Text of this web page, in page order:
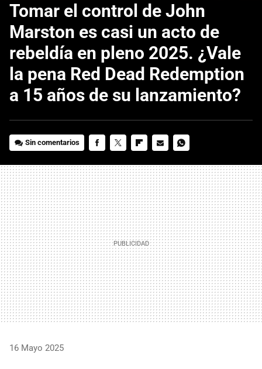
Tomar el control de John
Marston es casi un acto de
rebeldía en pleno 2025. ¿Vale
la pena Red Dead Redemption
a 15 años de su lanzamiento?
Sin comentarios
MAIL
16 Mayo 2025